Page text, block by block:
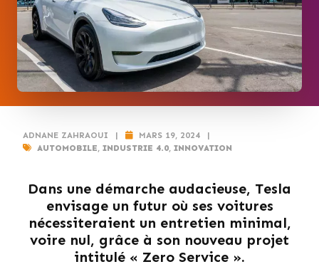
ADNANE ZAHRAOUI | MARS 19, 2024
|
AUTOMOBILE, INDUSTRIE 4.0, INNOVATION
Dans une démarche audacieuse, Tesla
envisage un futur où ses voitures
nécessiteraient un entretien minimal,
voire nul, grâce à son nouveau projet
intitulé « Zero Service ».